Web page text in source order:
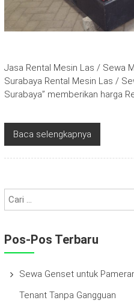
Jasa Rental Mesin Las / Sewa
Surabaya Rental Mesin Las /
Surabaya” memberikan harga
Baca selengkapnya
Pos-Pos Terbaru
Sewa Genset untuk
Tenant Tanpa Gangguan